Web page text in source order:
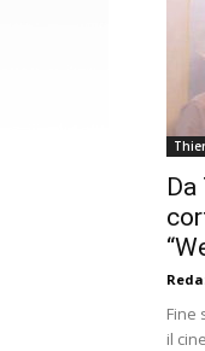
Fine
il